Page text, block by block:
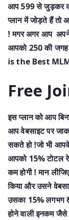
आप 599 से जुड़कर
प्लान में जोड़ते हैं तो
! मगर अगर आप अपने
आपको 250 की
is the Best
Free
इस प्लान को आप
आप वेबसाइट पर
सकते हो !जो भी
आपको 15% टोटल
कम होगी ! मान
किया और उसने
उसका 15% लगभग
होने वाली इनकम